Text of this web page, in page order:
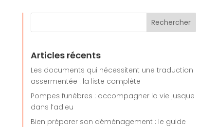
Articles récents
Les documents qui nécessitent une traduction
assermentée : la liste complète
Pompes funèbres : accompagner la vie jusque
dans l’adieu
Bien préparer son déménagement : le guide